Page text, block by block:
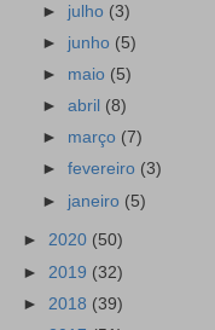
► julho (3)
► junho (5)
► maio (5)
►abril (8)
► março (7)
►fevereiro (3)
► janeiro (5)
► 2020 (50)
► 2019 (32)
► 2018 (39)